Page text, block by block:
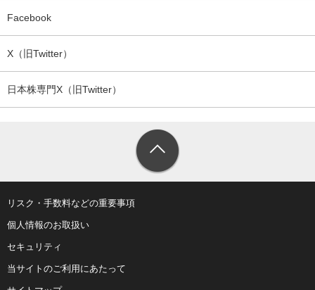
Facebook
X（旧Twitter）
日本株専門X（旧Twitter）
リスク・手数料などの重要事項
個人情報のお取扱い
セキュリティ
当サイトのご利用にあたって